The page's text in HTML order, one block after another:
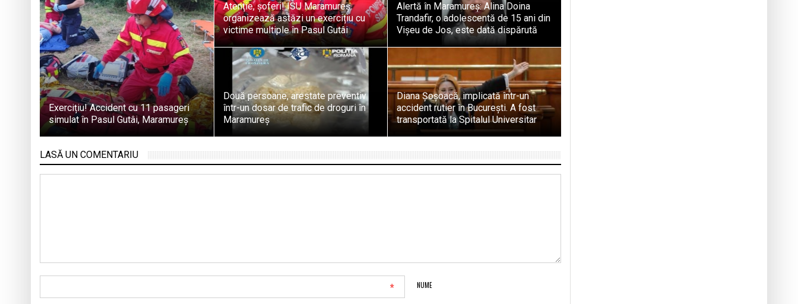
Exercițiu! Accident cu 11 pasageri
simulat în Pasul Gutâi, Maramureș
Atenție, șoferi! ISU Maramureș
organizează astăzi un exercițiu cu
victime multiple în Pasul Gutâi
Alertă în Maramureș: Alina Doina
Trandafir, o adolescentă de 15 ani din
Vișeu de Jos, este dată dispărută
Două persoane, arestate preventiv
într-un dosar de trafic de droguri în
Maramureș
Diana Șoșoacă, implicată într-un
accident rutier în București. A fost
transportată la Spitalul Universitar
LASĂ UN COMENTARIU
NUME
*